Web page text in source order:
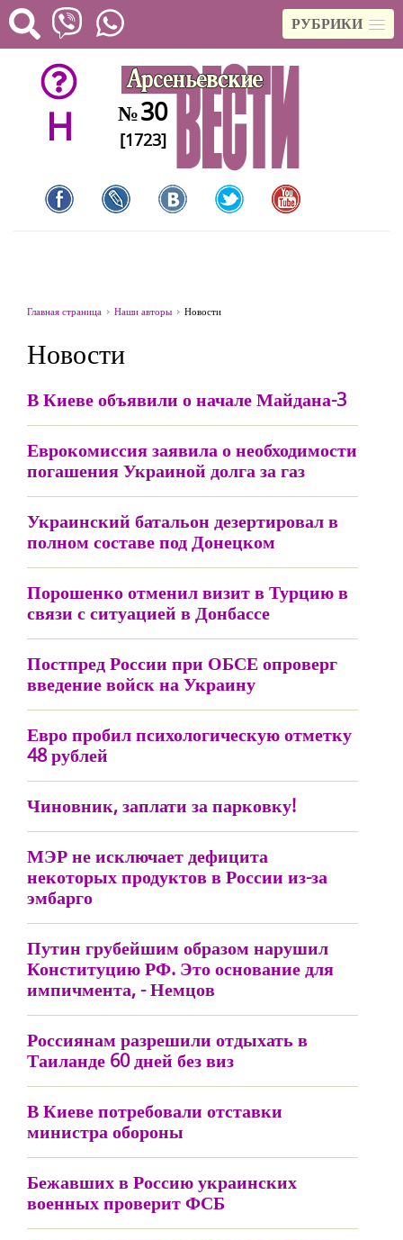
РУБРИКИ
H №30
[1723]
Главная страница Наши авторы Новости
Новости
В Киеве объявили о начале Майдана-3
Еврокомиссия заявила о необходимости
погашения Украиной долга за газ
Украинский батальон дезертировал в
полном составе под Донецком
Порошенко отменил визит в Турцию в
связи с ситуацией в Донбассе
Постпред России при ОБСЕ опроверг
введение войск на Украину
Евро пробил психологическую отметку
48 рублей
Чиновник, заплати за парковку!
МЭР не исключает дефицита
некоторых продуктов в России из-за
эмбарго
Путин грубейшим образом нарушил
Конституцию РФ. Это основание для
импичмента, - Немцов
Россиянам разрешили отдыхать в
Таиланде 60 дней без виз
В Киеве потребовали отставки
министра обороны
Бежавших в Россию украинских
военных проверит ФСБ